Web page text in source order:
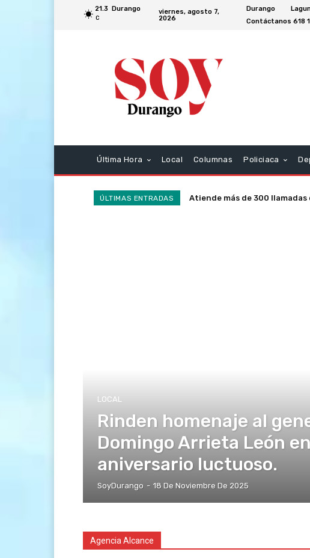
21.3
C
Durango
viernes, agosto 7,
2026
Durango
Contáctanos 618
Última Hora Local Columnas Policiaca
ÚLTIMAS ENTRADAS
Atiende más de 300 llamadas
LOCAL
Rinden homenaje al
Domingo Arrieta León
aniversario luctuoso.
SoyDurango - 18 De Noviembre De 2025
Agencia Alcance